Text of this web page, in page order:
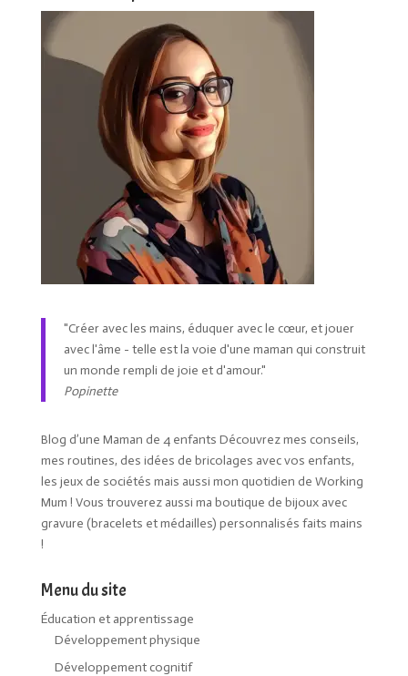
"Créer avec les mains, éduquer avec le cœur, et jouer
avec l'âme - telle est la voie d'une maman qui construit
un monde rempli de joie et d'amour."
Popinette
Blog d’une Maman de 4 enfants Découvrez mes conseils,
mes routines, des idées de bricolages avec vos enfants,
les jeux de sociétés mais aussi mon quotidien de Working
Mum ! Vous trouverez aussi ma boutique de bijoux avec
gravure (bracelets et médailles) personnalisés faits mains
!
Menu du site
Éducation et apprentissage
Développement physique
Développement cognitif